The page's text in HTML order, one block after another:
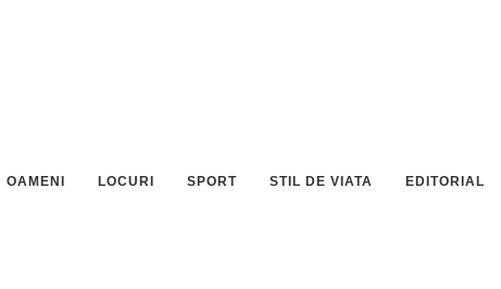
OAMENI LOCURI SPORT STIL DE VIATA EDITORIAL